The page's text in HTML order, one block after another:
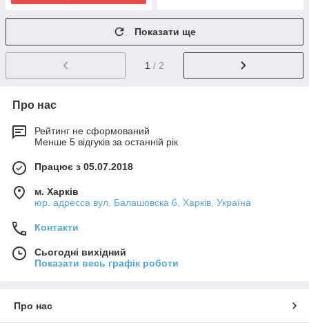
Показати ще
1 / 2
Про нас
Рейтинг не сформований
Менше 5 відгуків за останній рік
Працює з 05.07.2018
м. Харків
юр. адресса вул. Балашовска 6, Харків, Україна
Контакти
Сьогодні вихідний
Показати весь графік роботи
Про нас